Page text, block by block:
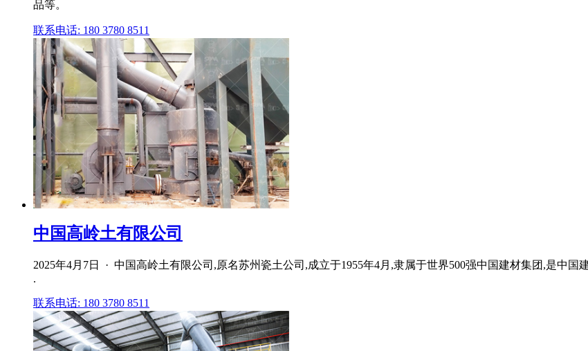
品等。
联系电话: 180 3780 8511
中国高岭土有限公司
2025年4月7日 · 中国高岭土有限公司,原名苏州瓷土公司,成立于1955年4月,隶属于世界500强中国建材集团,是中
.
联系电话: 180 3780 8511